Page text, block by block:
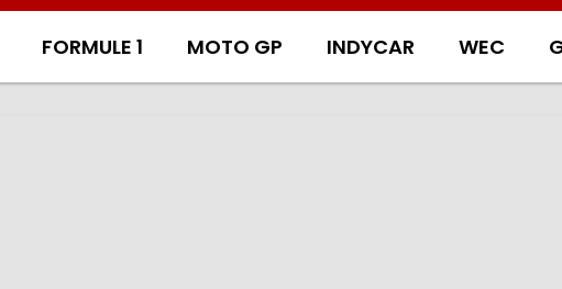
FORMULE 1 MOTO GP INDYCAR WEC